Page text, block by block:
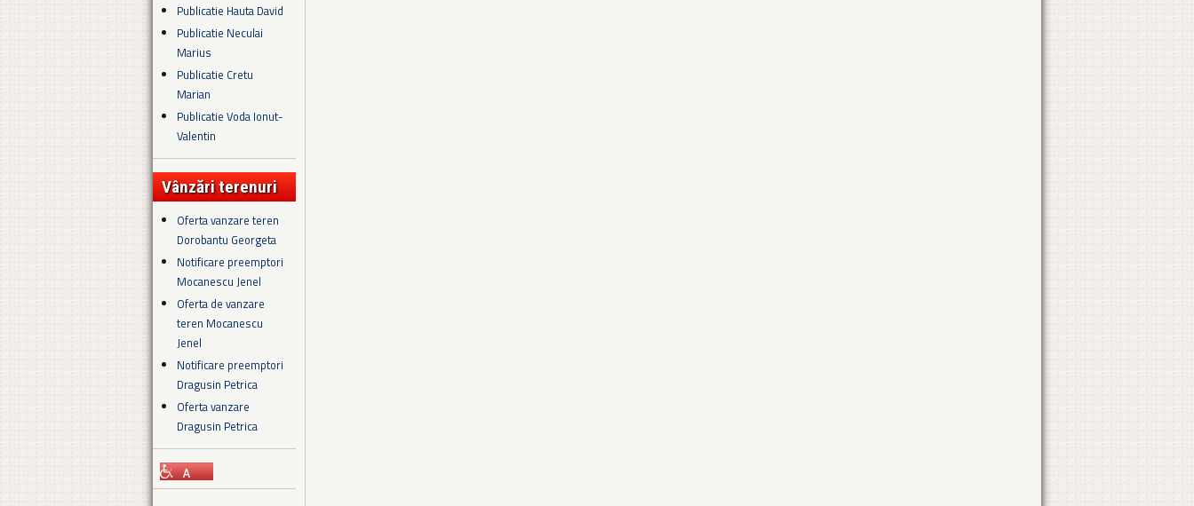
Publicatie Hauta David
Publicatie Neculai
Marius
Publicatie Cretu
Marian
Publicatie Voda Ionut-
Valentin
Vânzări terenuri
Oferta vanzare teren
Dorobantu Georgeta
Notificare preemptori
Mocanescu Jenel
Oferta de vanzare
teren Mocanescu
Jenel
Notificare preemptori
Dragusin Petrica
Oferta vanzare
Dragusin Petrica